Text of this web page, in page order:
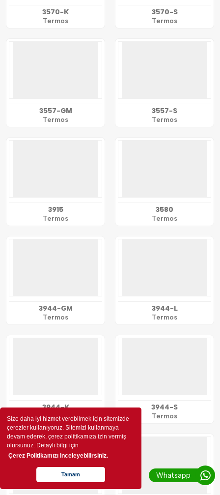
Size daha iyi hizmet verebilmek için sitemizde
çerezler kullanıyoruz. Sitemizi kullanmaya
devam ederek, çerez politikamıza izin vermiş
olursunuz. Detaylı bilgi için
Çerez Politikamızı inceleyebilirsiniz.
Tamam
3570-K
Termos
3570-S
Termos
3557-GM
Termos
3557-S
Termos
3915
Termos
3580
Termos
3944-GM
Termos
3944-L
Termos
3944-K
Termos
3944-S
Termos
Whatsapp